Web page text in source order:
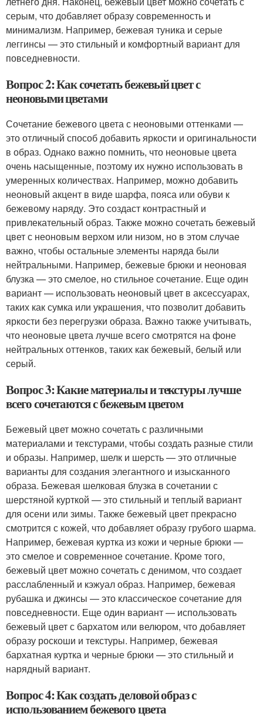
серым, что добавляет образу современность и
минимализм. Например, бежевая туника и серые
леггинсы — это стильный и комфортный вариант для
повседневности.
Вопрос 2: Как сочетать бежевый цвет с
неоновыми цветами
Сочетание бежевого цвета с неоновыми оттенками —
это отличный способ добавить яркости и оригинальности
в образ. Однако важно помнить, что неоновые цвета
очень насыщенные, поэтому их нужно использовать в
умеренных количествах. Например, можно добавить
неоновый акцент в виде шарфа, пояса или обуви к
бежевому наряду. Это создаст контрастный и
привлекательный образ. Также можно сочетать бежевый
цвет с неоновым верхом или низом, но в этом случае
важно, чтобы остальные элементы наряда были
нейтральными. Например, бежевые брюки и неоновая
блузка — это смелое, но стильное сочетание. Еще один
вариант — использовать неоновый цвет в аксессуарах,
таких как сумка или украшения, что позволит добавить
яркости без перегрузки образа. Важно также учитывать,
что неоновые цвета лучше всего смотрятся на фоне
нейтральных оттенков, таких как бежевый, белый или
серый.
Вопрос 3: Какие материалы и текстуры лучше
всего сочетаются с бежевым цветом
Бежевый цвет можно сочетать с различными
материалами и текстурами, чтобы создать разные стили
и образы. Например, шелк и шерсть — это отличные
варианты для создания элегантного и изысканного
образа. Бежевая шелковая блузка в сочетании с
шерстяной курткой — это стильный и теплый вариант
для осени или зимы. Также бежевый цвет прекрасно
смотрится с кожей, что добавляет образу грубого шарма.
Например, бежевая куртка из кожи и черные брюки —
это смелое и современное сочетание. Кроме того,
бежевый цвет можно сочетать с денимом, что создает
расслабленный и кэжуал образ. Например, бежевая
рубашка и джинсы — это классическое сочетание для
повседневности. Еще один вариант — использовать
бежевый цвет с бархатом или велюром, что добавляет
образу роскоши и текстуры. Например, бежевая
бархатная куртка и черные брюки — это стильный и
нарядный вариант.
Вопрос 4: Как создать деловой образ с
использованием бежевого цвета